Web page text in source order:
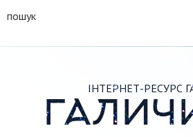
пошук
ІНТЕРНЕТ-РЕСУРС